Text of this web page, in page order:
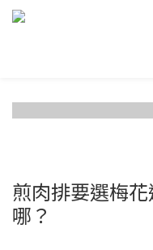
煎肉排要選梅
哪？